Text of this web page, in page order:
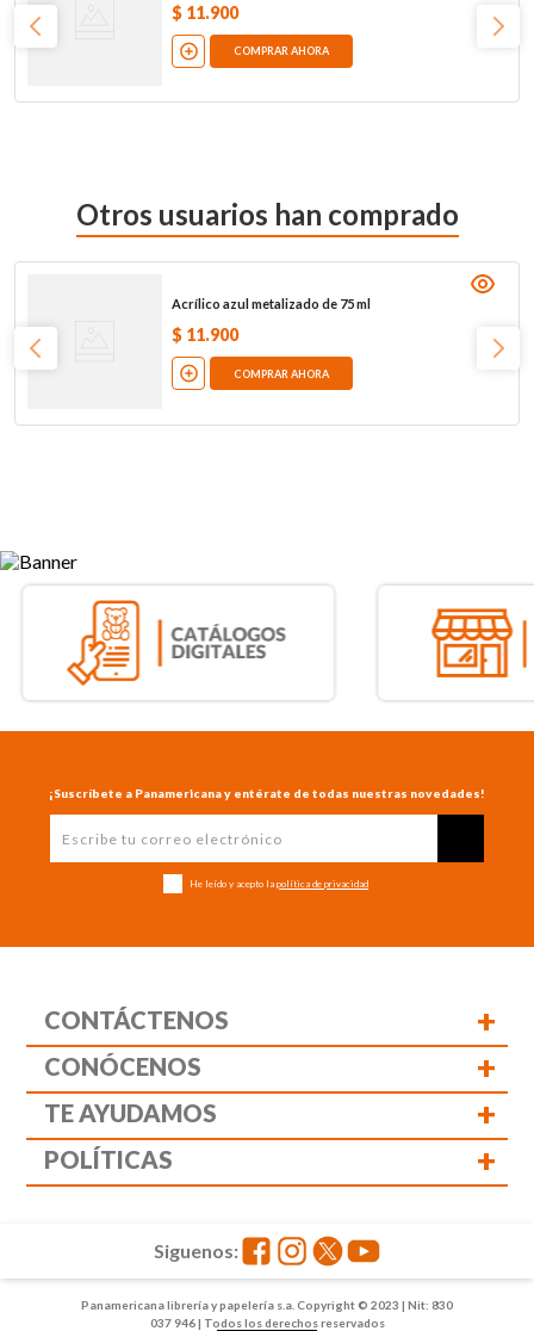
$ 11.900
COMPRAR AHORA
Otros usuarios han comprado
Acrílico azul metalizado de 75 ml
$ 11.900
COMPRAR AHORA
¡Suscríbete a Panamericana y entérate de todas nuestras novedades!
He leído y acepto la política de privacidad
CONTÁCTENOS +
CONÓCENOS +
TE AYUDAMOS +
POLÍTICAS +
Panamericana librería y papelería s.a. Copyright © 2023 | Nit: 830
037 946 | Todos los derechos reservados
Siguenos: